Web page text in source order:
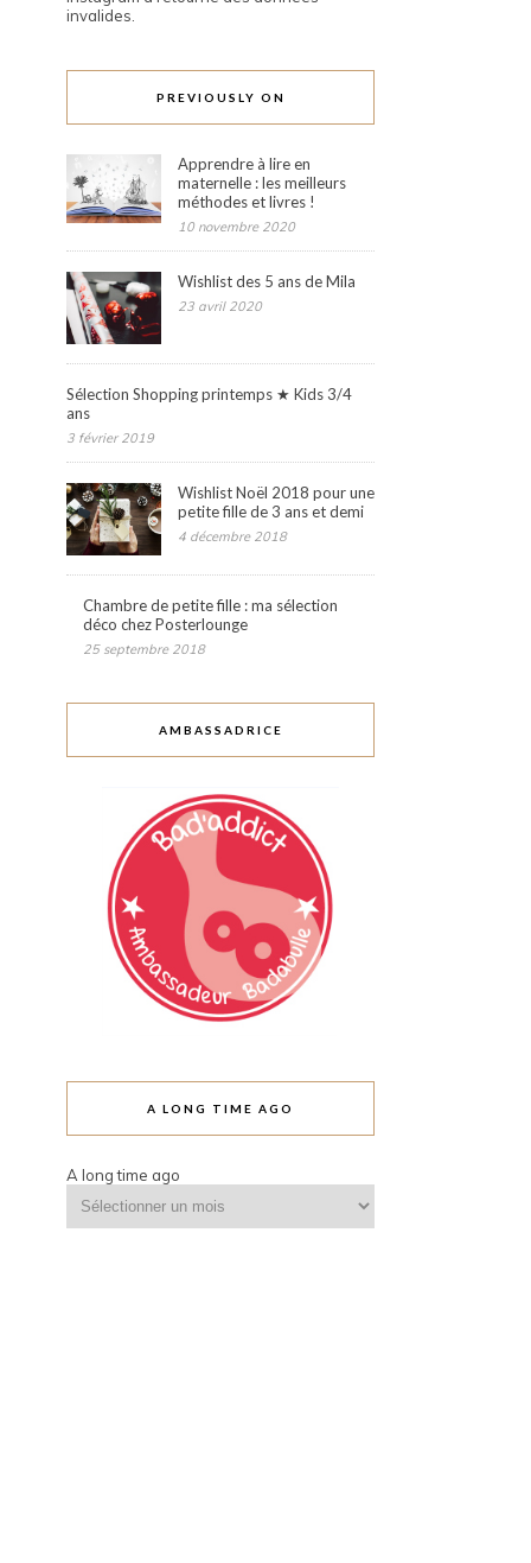
invalides.
PREVIOUSLY ON
Apprendre à lire en
maternelle : les meilleurs
méthodes et livres !
10 novembre 2020
Wishlist des 5 ans de Mila
23 avril 2020
Sélection Shopping printemps ★ Kids 3/4
ans
3 février 2019
Wishlist Noël 2018 pour une
petite fille de 3 ans et demi
4 décembre 2018
Chambre de petite fille : ma sélection
déco chez Posterlounge
25 septembre 2018
AMBASSADRICE
A LONG TIME AGO
A long time ago